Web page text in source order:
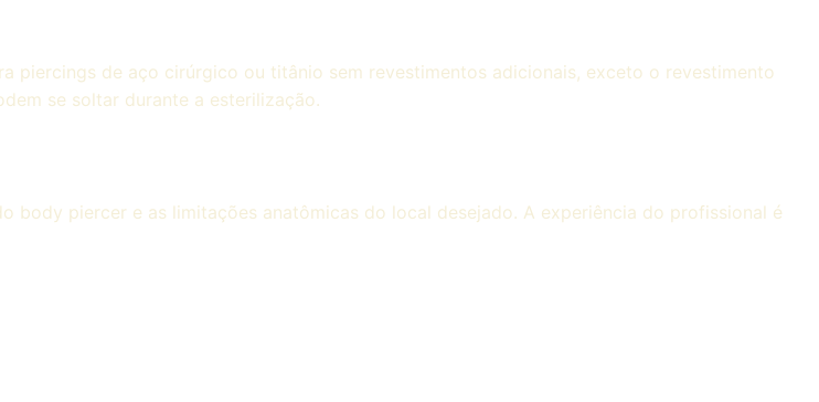
piercings de aço cirúrgico ou titânio sem revestimentos adicionais, exceto o revestimento
se soltar durante a esterilização.
piercer e as limitações anatômicas do local desejado. A experiência do profissional é